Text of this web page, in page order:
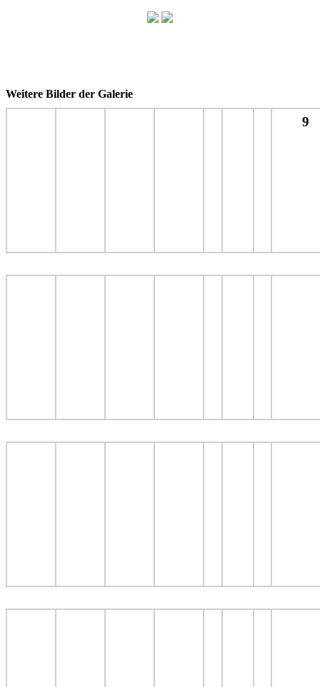
Weitere Bilder der Galerie
9